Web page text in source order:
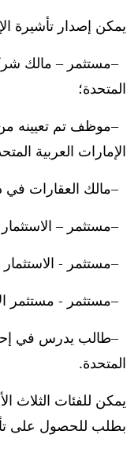
يمكن إصدار تأشيرة
مستثمر – مالك
المتحدة؛
موظف تم تعيينه
الإمارات العربية
مالك العقارات في
مستثمر –
مستثمر -
مستثمر - مستثمر
طالب يدرس في
المتحدة.
يمكن للفئات الثلاث
بطلب للحصول على